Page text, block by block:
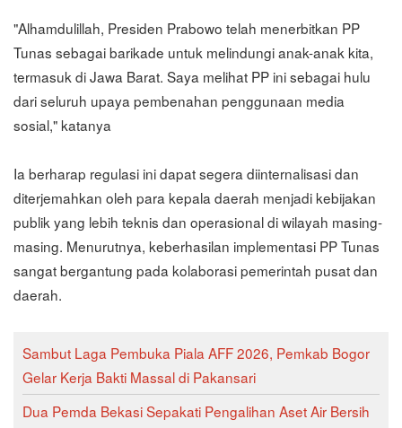
"Alhamdulillah, Presiden Prabowo telah menerbitkan PP
Tunas sebagai barikade untuk melindungi anak-anak kita,
termasuk di Jawa Barat. Saya melihat PP ini sebagai hulu
dari seluruh upaya pembenahan penggunaan media
sosial," katanya
Ia berharap regulasi ini dapat segera diinternalisasi dan
diterjemahkan oleh para kepala daerah menjadi kebijakan
publik yang lebih teknis dan operasional di wilayah masing-
masing. Menurutnya, keberhasilan implementasi PP Tunas
sangat bergantung pada kolaborasi pemerintah pusat dan
daerah.
Sambut Laga Pembuka Piala AFF 2026, Pemkab Bogor
Gelar Kerja Bakti Massal di Pakansari
Dua Pemda Bekasi Sepakati Pengalihan Aset Air Bersih